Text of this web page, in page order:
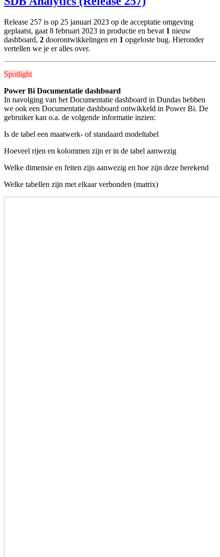
Release 257 is op 25 januari 2023 op de acceptatie omgeving
geplaatst, gaat 8 februari 2023 in productie en bevat 1 nieuw
dashboard, 2 doorontwikkelingen en 1 opgeloste bug. Hieronder
vertellen we je er alles over.
Spotlight
Power Bi Documentatie dashboard
In navolging van het Documentatie dashboard in Dundas hebben
we ook een Documentatie dashboard ontwikkeld in Power Bi. De
gebruiker kan o.a. de volgende informatie inzien:
Is de tabel een maatwerk- of standaard modeltabel
Hoeveel rijen en kolommen zijn er in de tabel aanwezig
Welke dimensie en feiten zijn aanwezig en hoe zijn deze berekend
Welke tabellen zijn met elkaar verbonden (matrix)